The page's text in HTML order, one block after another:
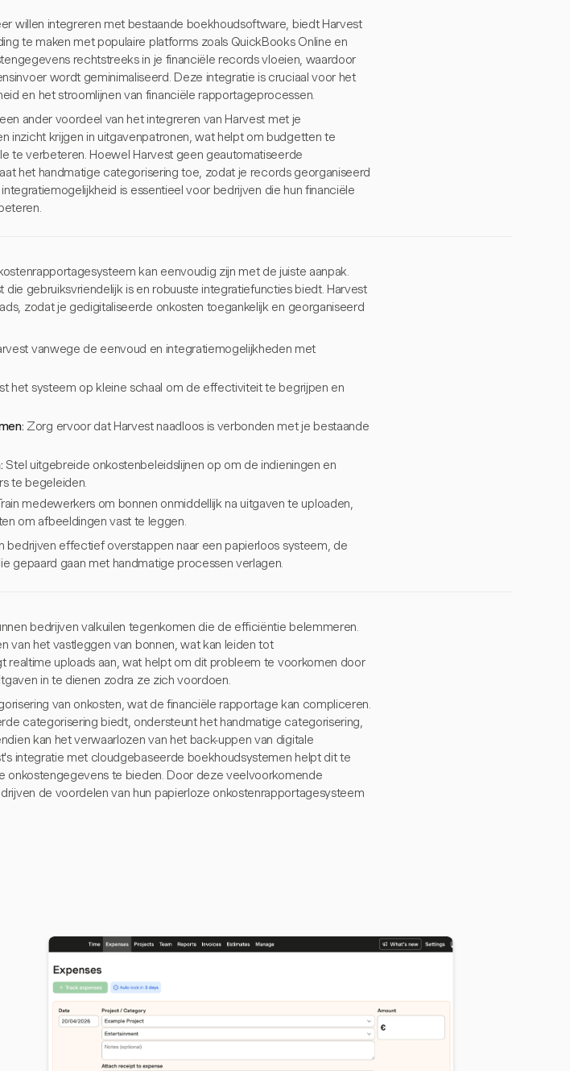
willen integreren met bestaande boekhoudsoftware, biedt Harvest
te maken met populaire platforms zoals QuickBooks Online en
rechtstreeks in je financiële records vloeien, waardoor
wordt geminimaliseerd. Deze integratie is cruciaal voor het
en het stroomlijnen van financiële rapportageprocessen.
ander voordeel van het integreren van Harvest met je
inzicht krijgen in uitgavenpatronen, wat helpt om budgetten te
te verbeteren. Hoewel Harvest geen geautomatiseerde
het handmatige categorisering toe, zodat je records georganiseerd
is essentieel voor bedrijven die hun financiële
kan eenvoudig zijn met de juiste aanpak.
die gebruiksvriendelijk is en robuuste integratiefuncties biedt. Harvest
zodat je gedigitaliseerde onkosten toegankelijk en georganiseerd
vanwege de eenvoud en integratiemogelijkheden met
het systeem op kleine schaal om de effectiviteit te begrijpen en
Zorg ervoor dat Harvest naadloos is verbonden met je bestaande
Stel uitgebreide onkostenbeleidslijnen op om de indieningen en
te begeleiden.
medewerkers om bonnen onmiddellijk na uitgaven te uploaden,
om afbeeldingen vast te leggen.
bedrijven effectief overstappen naar een papierloos systeem, de
gepaard gaan met handmatige processen verlagen.
bedrijven valkuilen tegenkomen die de efficiëntie belemmeren.
van het vastleggen van bonnen, wat kan leiden tot
realtime uploads aan, wat helpt om dit probleem te voorkomen door
in te dienen zodra ze zich voordoen.
van onkosten, wat de financiële rapportage kan compliceren.
categorisering biedt, ondersteunt het handmatige categorisering,
kan het verwaarlozen van het back-uppen van digitale
integratie met cloudgebaseerde boekhoudsystemen helpt dit te
onkostengegevens te bieden. Door deze veelvoorkomende
de voordelen van hun papierloze onkostenrapportagesysteem